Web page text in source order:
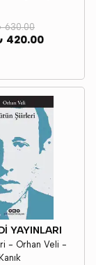
630.00
420.00
YAYINLARI
- Orhan Veli -